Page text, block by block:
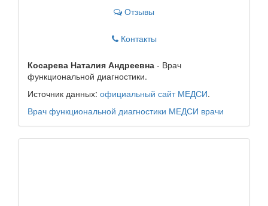
Отзывы
Контакты
Косарева Наталия Андреевна - Врач
функциональной диагностики.
Источник данных: официальный сайт МЕДСИ.
Врач функциональной диагностики МЕДСИ врачи